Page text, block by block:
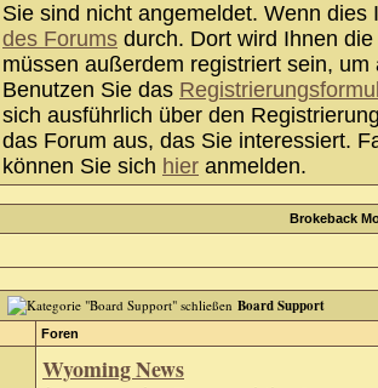
Sie sind nicht angemeldet. Wenn
des Forums durch. Dort wird Ihnen
müssen außerdem registriert sein,
Benutzen Sie das
sich ausführlich über den
das Forum aus, das Sie interessiert.
können Sie sich hier anmelden.
Brokeback
Board Support
Foren
Wyoming News